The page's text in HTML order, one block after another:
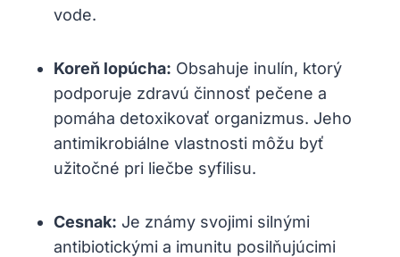
⁣vode.
Koreň lopúcha: ‌Obsahuje inulín, ktorý
podporuje zdravú činnosť pečene‌ a
pomáha detoxikovať organizmus. Jeho⁢
antimikrobiálne vlastnosti môžu⁢ byť
užitočné pri liečbe syfilisu.
Cesnak: Je známy svojimi silnými
antibiotickými a ⁤imunitu posilňujúcimi